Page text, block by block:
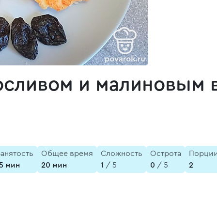
и малиновым
мин
Общее время
20 мин
Сложность
1 / 5
Острота
0 / 5
Порции
2